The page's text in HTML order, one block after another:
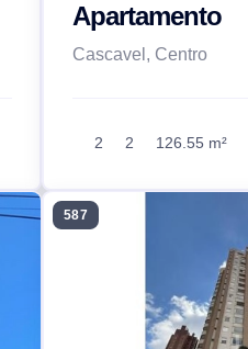
Apartamento
Cascavel, Centro
2 2 126.55 m²
587